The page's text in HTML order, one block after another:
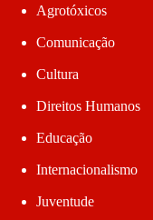
Agrotóxicos
Comunicação
Cultura
Direitos Humanos
Educação
Internacionalismo
Juventude